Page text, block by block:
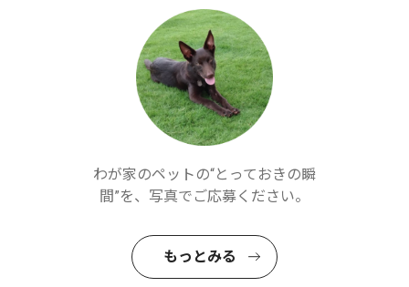
わが家のペットの“とっておきの瞬
間”を、写真でご応募ください。
もっとみる